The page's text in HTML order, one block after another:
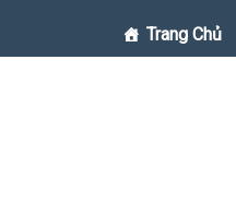
Trang Chủ